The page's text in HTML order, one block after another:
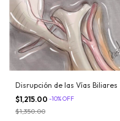
Disrupción de las Vías Biliares
$1,215.00 -10%OFF
$1,350.00